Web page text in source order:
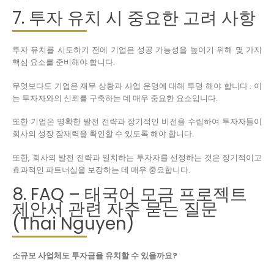
7. 투자 유치 시 중요한 고려 사항
투자 유치를 시도하기 전에 기업은 성공 가능성을 높이기 위해 몇 가지
핵심 요소를 준비해야 합니다.
무엇보다도 기업은 재무 상황과 사업 운영에 대해 투명 해야 합니다 . 이
는 투자자와의 신뢰를 구축하는 데 매우 중요한 요소입니다.
또한 기업은 명확한 발전 전략과 장기적인 비전을 수립하여 투자자들이
회사의 성장 잠재력을 확인할 수 있도록 해야 합니다.
또한, 회사의 발전 전략과 일치하는 투자자를 선정하는 것은 장기적이고
효과적인 파트너십을 보장하는 데 매우 중요합니다.
8. FAQ – 태국어 모금 프로젝트
제안서 관련 자주 묻는 질문
(Thai Nguyen)
소규모 사업체도 투자금을 유치할 수 있을까요?